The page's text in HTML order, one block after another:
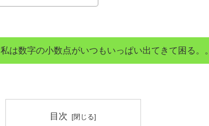
私は数字の小数点がいつもいっぱい出てきて困る。。
目次